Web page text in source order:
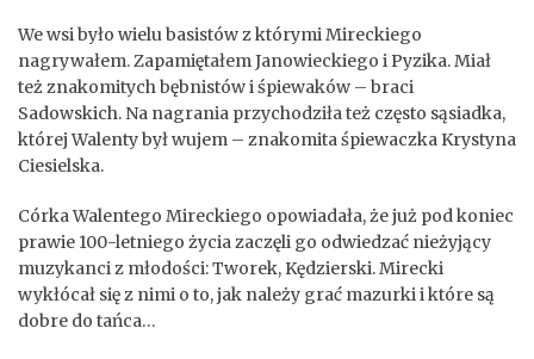
We wsi było wielu basistów z którymi Mireckiego
nagrywałem. Zapamiętałem Janowieckiego i Pyzika. Miał
też znakomitych bębnistów i śpiewaków – braci
Sadowskich. Na nagrania przychodziła też często sąsiadka,
której Walenty był wujem – znakomita śpiewaczka Krystyna
Ciesielska.
Córka Walentego Mireckiego opowiadała, że już pod koniec
prawie 100-letniego życia zaczęli go odwiedzać nieżyjący
muzykanci z młodości: Tworek, Kędzierski. Mirecki
wykłócał się z nimi o to, jak należy grać mazurki i które są
dobre do tańca…